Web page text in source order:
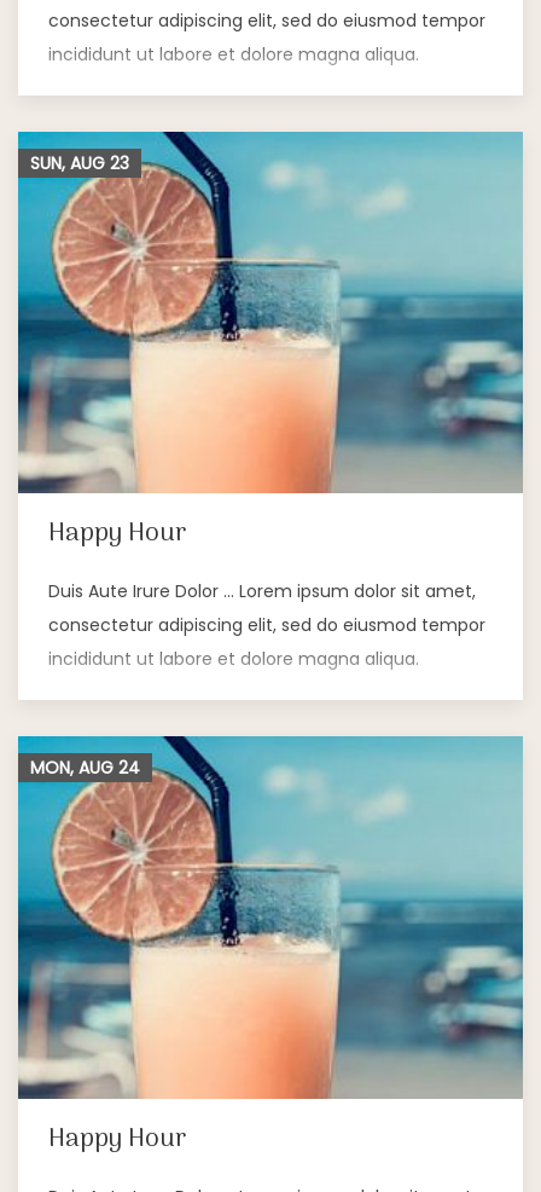
consectetur adipiscing elit, sed do eiusmod tempor
incididunt ut labore et dolore magna aliqua.
Happy Hour
Duis Aute Irure Dolor … Lorem ipsum dolor sit amet,
consectetur adipiscing elit, sed do eiusmod tempor
incididunt ut labore et dolore magna aliqua.
SUN, AUG 23
Happy Hour
MON, AUG 24